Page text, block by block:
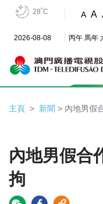
28˚C A A
2026-08-08 丙午 馬年
主頁 新聞 > 內地男假
內地男假合
拘